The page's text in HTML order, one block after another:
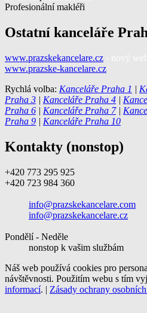
Profesionální makléři
Ostatní kanceláře
www.prazskekancelare.cz
www.prazske-kancelare.cz
Rychlá volba: Kanceláře Praha 1 |
Praha 3 | Kanceláře Praha 4 |
Praha 6 | Kanceláře Praha 7|
Praha 9 | Kanceláře Praha 10
Kontakty (nonstop)
+420 773 295 925
+420 723 984 360
info@prazskekancelare.com
info@prazskekancelare.cz
Pondělí - Neděle
nonstop k vašim službám
Náš web používá cookies pro
návštěvnosti. Použitím webu s tím
informací. | Zásady ochrany